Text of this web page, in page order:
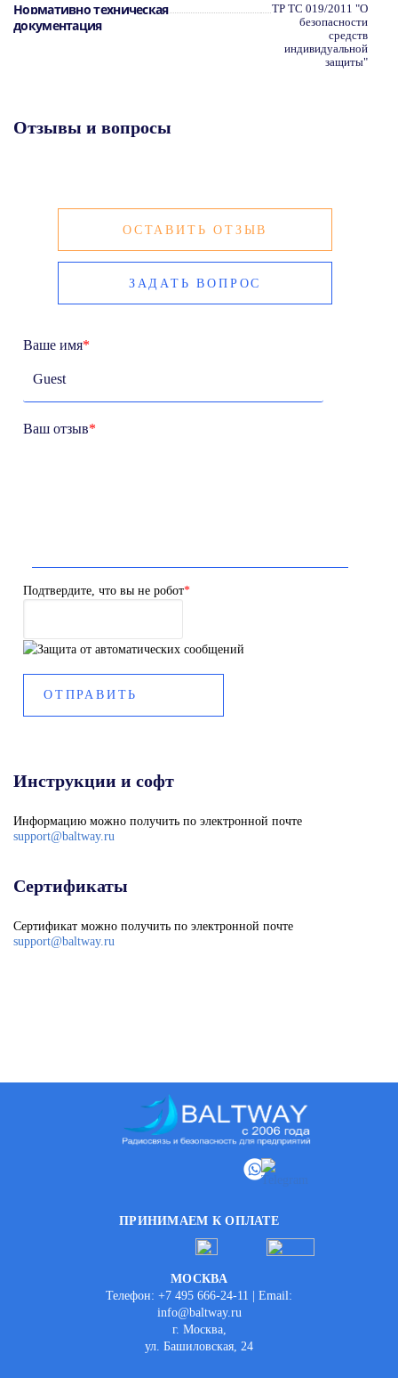
Нормативно техническая
документация
ТР ТС 019/2011 "О
безопасности
средств
индивидуальной
защиты"
Отзывы и вопросы
ОСТАВИТЬ ОТЗЫВ
ЗАДАТЬ ВОПРОС
Ваше имя*
Ваш отзыв*
Подтвердите, что вы не робот*
Инструкции и софт
Информацию можно получить по электронной почте
support@baltway.ru
Сертификаты
Сертификат можно получить по электронной почте
support@baltway.ru
ПРИНИМАЕМ К ОПЛАТЕ
МОСКВА
Телефон: +7 495 666-24-11 | Email:
info@baltway.ru
г. Москва,
ул. Башиловская, 24